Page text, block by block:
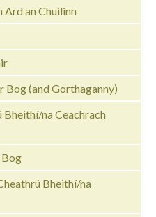
Ard an Chuilinn
Bog (and Gorthaganny)
na Ceachrach
Bheithí/na